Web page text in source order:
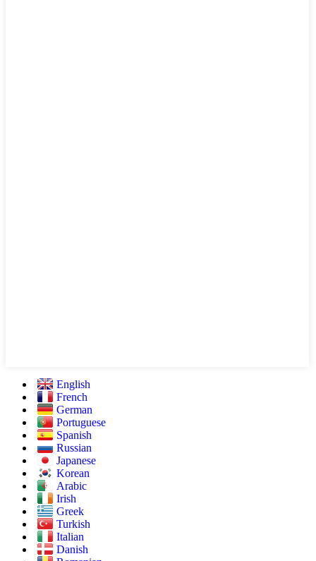
English
French
German
Portuguese
Spanish
Russian
Japanese
Korean
Arabic
Irish
Greek
Turkish
Italian
Danish